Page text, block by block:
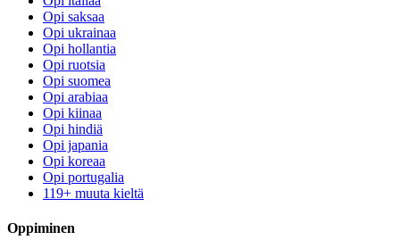
Opi saksaa
Opi ukrainaa
Opi hollantia
Opi ruotsia
Opi suomea
Opi arabiaa
Opi kiinaa
Opi hindiä
Opi japania
Opi koreaa
Opi portugalia
119+ muuta kieltä
Oppiminen